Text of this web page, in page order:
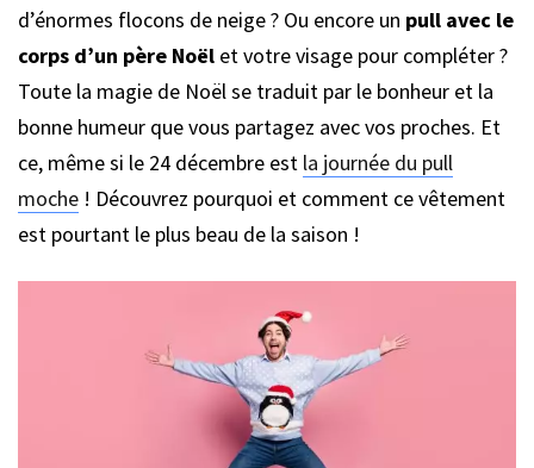
d’énormes flocons de neige ? Ou encore un pull avec le
corps d’un père Noël et votre visage pour compléter ?
Toute la magie de Noël se traduit par le bonheur et la
bonne humeur que vous partagez avec vos proches. Et
ce, même si le 24 décembre est la journée du pull
moche ! Découvrez pourquoi et comment ce vêtement
est pourtant le plus beau de la saison !